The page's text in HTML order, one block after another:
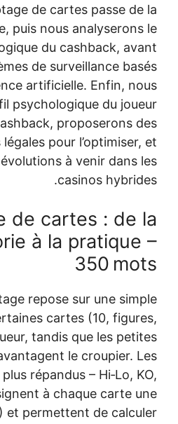
le comptage de
à la pratique, puis nous
rôle psychologique du
les systèmes de
sur l’intelligence
le profil
recherche le cashback,
stratégies légales pour
les évolutions à
comptage de
théorie à la
Le comptage repose
observation : certaines
favorisent le joueur, tandis
cartes (2‑6) avantagent le
systèmes les plus répandus
Omega II – assignent à
(+1, 0 ou –1) et